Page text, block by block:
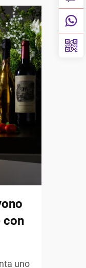
con
uno